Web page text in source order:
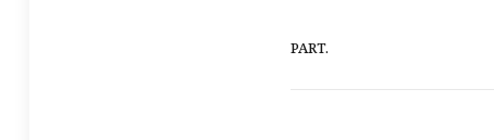
PART.